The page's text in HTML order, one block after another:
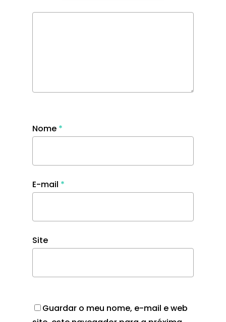
Nome *
E-mail *
Site
Guardar o meu nome, e-mail e web